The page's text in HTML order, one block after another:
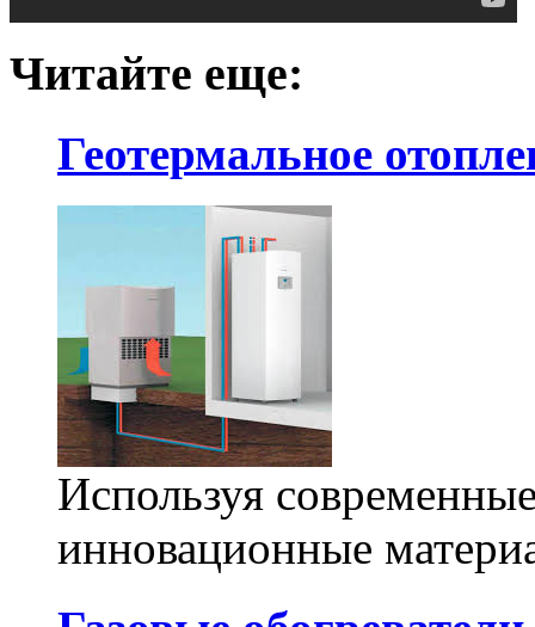
Читайте еще:
Геотермальное
Используя
инновационные